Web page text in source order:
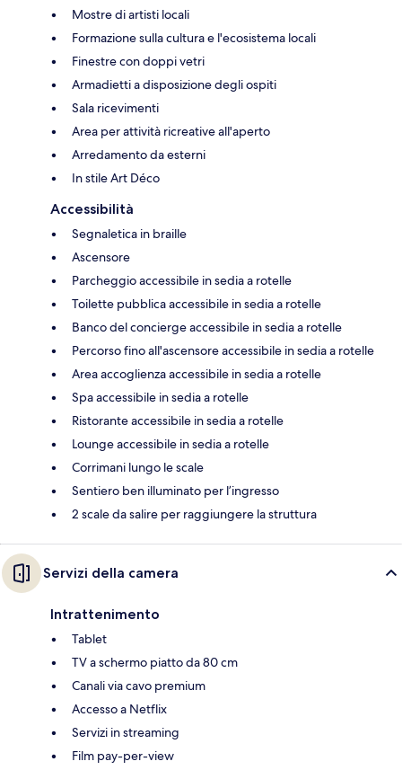
Mostre di artisti locali
Formazione sulla cultura e l'ecosistema locali
Finestre con doppi vetri
Armadietti a disposizione degli ospiti
Sala ricevimenti
Area per attività ricreative all'aperto
Arredamento da esterni
In stile Art Déco
Accessibilità
Segnaletica in braille
Ascensore
Parcheggio accessibile in sedia a rotelle
Toilette pubblica accessibile in sedia a rotelle
Banco del concierge accessibile in sedia a rotelle
Percorso fino all'ascensore accessibile in sedia a rotelle
Area accoglienza accessibile in sedia a rotelle
Spa accessibile in sedia a rotelle
Ristorante accessibile in sedia a rotelle
Lounge accessibile in sedia a rotelle
Corrimani lungo le scale
Sentiero ben illuminato per l’ingresso
2 scale da salire per raggiungere la struttura
Servizi della camera
Intrattenimento
Tablet
TV a schermo piatto da 80 cm
Canali via cavo premium
Accesso a Netflix
Servizi in streaming
Film pay-per-view